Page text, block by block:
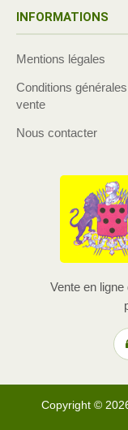
INFORMATIONS
Mentions légales
Conditions
vente
Nous contacter
Vente en ligne
Copyright ©